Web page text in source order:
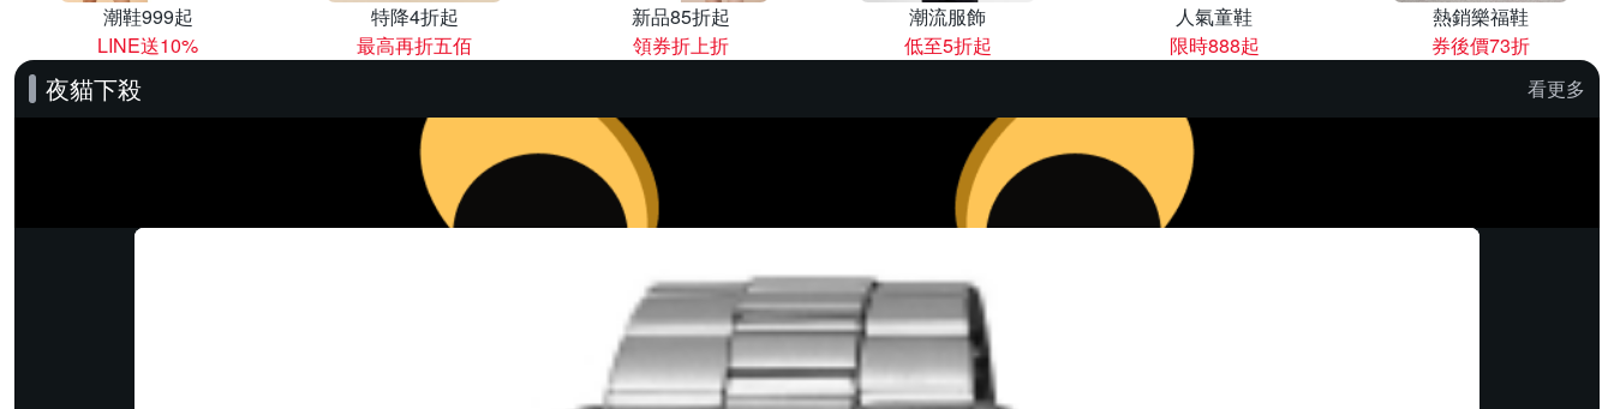
潮鞋999起
LINE送10%
特降4折起
最高再折五佰
新品85折起
領券折上折
潮流服飾
低至5折起
人氣童鞋
限時888起
熱銷樂福鞋
券後價73折
夜貓下殺 看更多